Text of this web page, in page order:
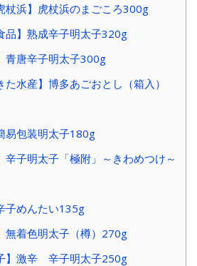
杖浜】虎杖浜のまごころ300g
品】熟成辛子明太子320g
青唐辛子明太子300g
水産】博多あごおとし（箱入）
易包装明太子180g
子明太子「極附」～きわめつけ～
子めんたい135g
無着色明太子（樽）270g
】激辛 辛子明太子250g